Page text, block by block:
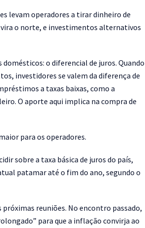
levam operadores a tirar dinheiro de
vira o norte, e investimentos alternativos
o diferencial de juros. Quando
investidores se valem da diferença de
a taxas baixas, como a
O aporte aqui implica na compra de
para os operadores.
sobre a taxa básica de juros do país,
patamar até o fim do ano, segundo o
reuniões. No encontro passado,
para que a inflação convirja ao